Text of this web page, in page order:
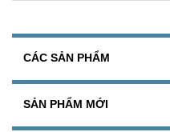
CÁC SẢN PHẨM
SẢN PHẨM MỚI